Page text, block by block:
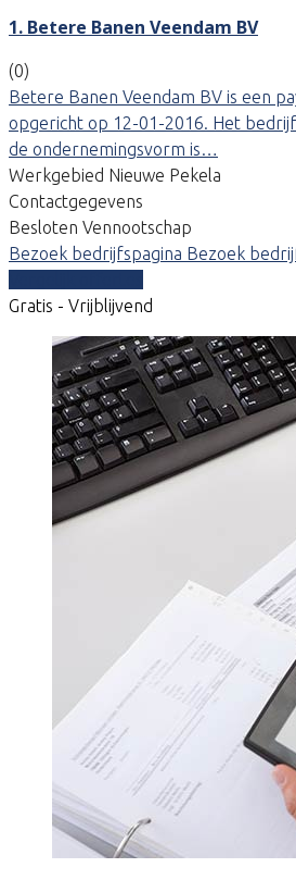
1. Betere Banen Veendam BV
(0)
Betere Banen Veendam BV is een
opgericht op 12-01-2016. Het
de ondernemingsvorm is…
Werkgebied Nieuwe Pekela
Contactgegevens
Besloten Vennootschap
Bezoek bedrijfspagina Bezoek
Gratis - Vrijblijvend